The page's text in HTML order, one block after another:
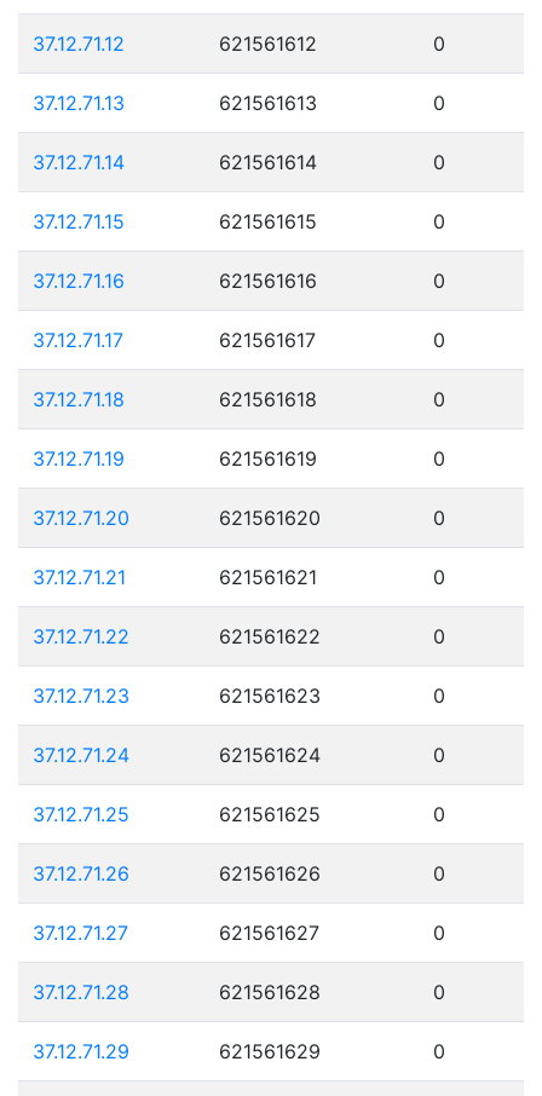
37.12.71.12 621561612 0
37.12.71.13 621561613 0
37.12.71.14 621561614 0
37.12.71.15 621561615 0
37.12.71.16 621561616 0
37.12.71.17 621561617 0
37.12.71.18 621561618 0
37.12.71.19 621561619 0
37.12.71.20 621561620 0
37.12.71.21 621561621 0
37.12.71.22 621561622 0
37.12.71.23 621561623 0
37.12.71.24 621561624 0
37.12.71.25 621561625 0
37.12.71.26 621561626 0
37.12.71.27 621561627 0
37.12.71.28 621561628 0
37.12.71.29 621561629 0